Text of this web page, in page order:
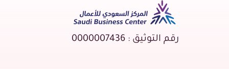
رقم التوثيق : 0000007436